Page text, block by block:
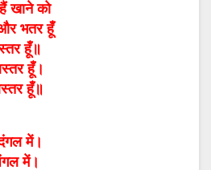
खाने को
भतर हूँ
हूँ॥
हूँ।
हूँ॥
में।
में।